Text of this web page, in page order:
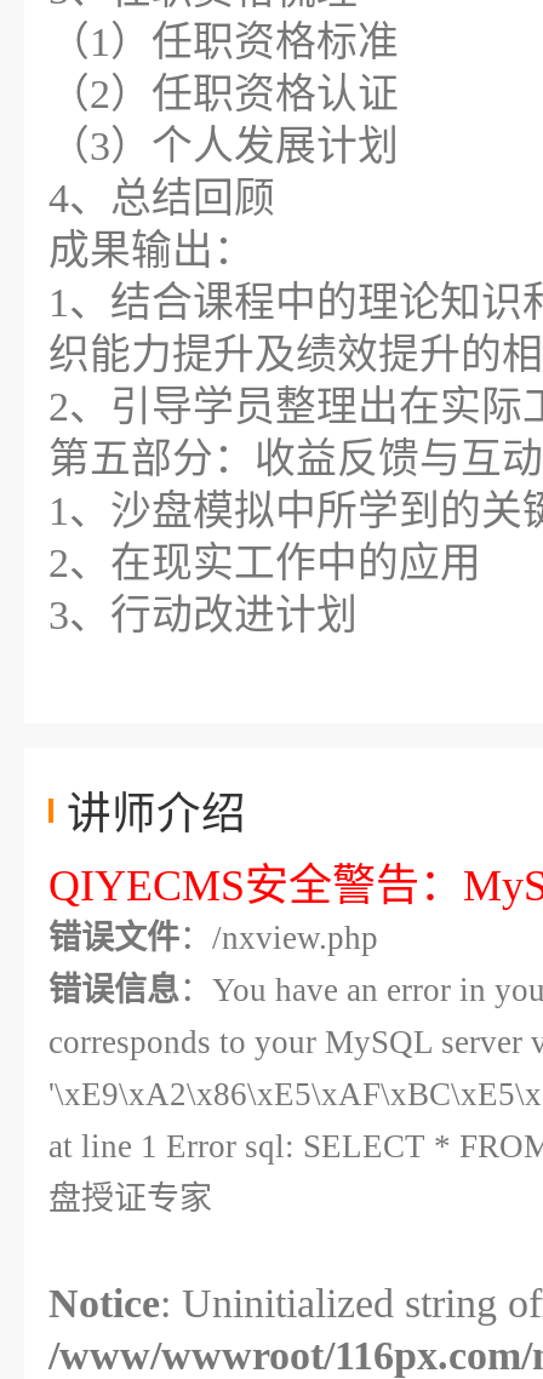
（1）任职资格标准
（2）任职资格认证
（3）个人发展计划
4、总结回顾
成果输出：
1、结合课程中的理论知
织能力提升及绩效提升的
2、引导学员整理出在实际
第五部分：收益反馈与互
1、沙盘模拟中所学到的关
2、在现实工作中的应用
3、行动改进计划
讲师介绍
QIYECMS安全警告：
错误文件：/nxview.php
错误信息：You have an error in
corresponds to your MySQL server
at line 1 Error sql: SELECT *
盘授证专家
Notice: Uninitialized string
/www/wwwroot/